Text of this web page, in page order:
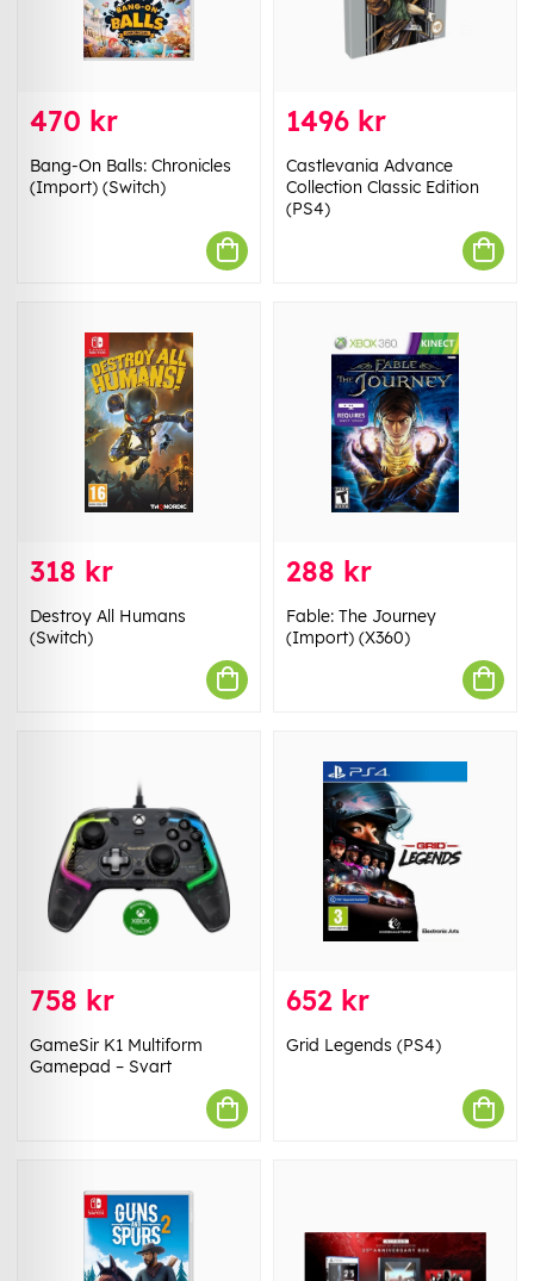
470 kr
Bang-On Balls: Chronicles
(Import) (Switch)
1496 kr
Castlevania Advance
Collection Classic Edition
(PS4)
318 kr
Destroy All Humans
(Switch)
288 kr
Fable: The Journey
(Import) (X360)
758 kr
GameSir K1 Multiform
Gamepad – Svart
652 kr
Grid Legends (PS4)